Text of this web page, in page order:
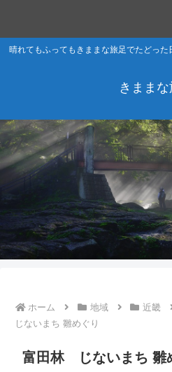
晴れてもふってもきままな旅足でたどっ
きままな
ホーム 地域 近畿
じないまち 雛めぐり
富田林 じないまち 雛